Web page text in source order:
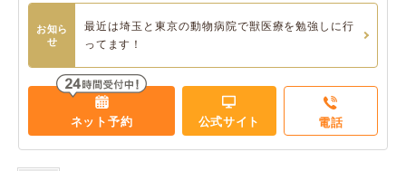
お知ら
せ
最近は埼玉と東京の動物病院で獣医療を勉強しに行
ってます！
ネット予約 公式サイト 電話